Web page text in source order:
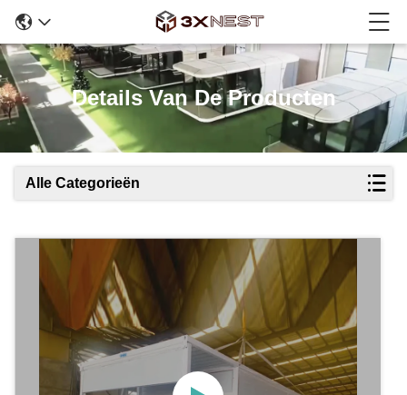
Details Van De Producten
Alle Categorieën